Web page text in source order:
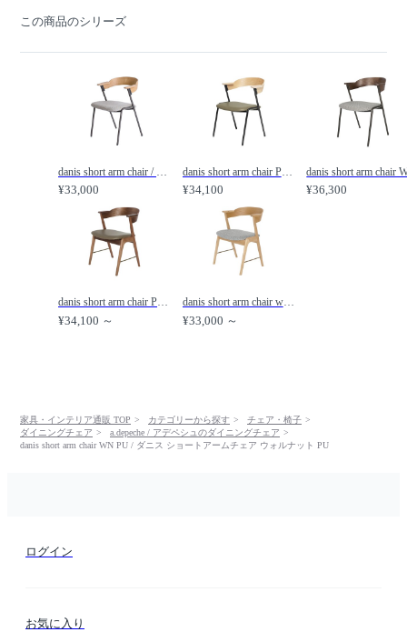
この商品のシリーズ
danis short arm chair / ダニス ショートアームチェア /
¥33,000
danis short arm chair PU / ダニス ショートアームチェア PU /
¥34,100 ¥36,300
danis short arm chair PU wood × brass / ダニス ショートアームチェア PU ウッド × ブラス /
¥34,100 ～
danis short arm chair wood × brass / ダニス ショートアームチェア ウッド × ブラス /
¥33,000 ～
家具・インテリア通販 TOP カテゴリーから探す
チェア・椅子
ダイニングチェア
a.depeche / アデペシュのダイニングチェア
danis short arm chair WN PU / ダニス ショートアームチェア ウォルナット PU
ログイン
お気に入り